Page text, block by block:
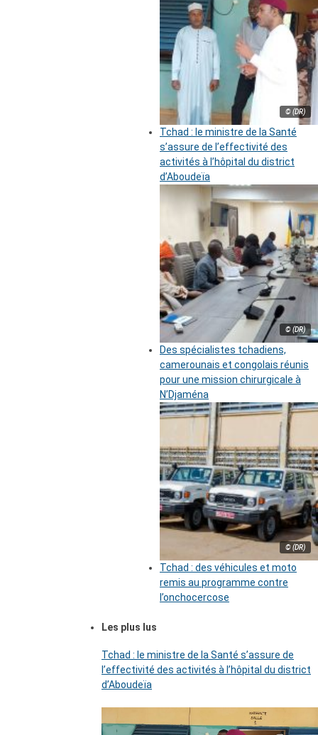
© (DR)
Tchad : le ministre de la Santé
s’assure de l’effectivité des
activités à l’hôpital du district
d’Aboudeïa
© (DR)
Des spécialistes tchadiens,
camerounais et congolais réunis
pour une mission chirurgicale à
N’Djaména
© (DR)
Tchad : des véhicules et moto
remis au programme contre
l’onchocercose
Les plus lus
Tchad : le ministre de la Santé s’assure de
l’effectivité des activités à l’hôpital du district
d’Aboudeïa